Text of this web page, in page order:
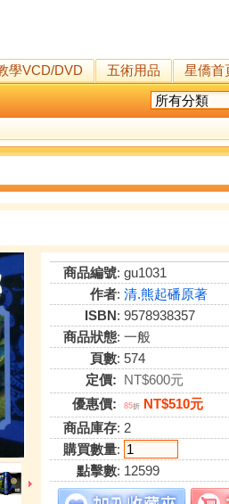
學VCD/DVD 五術用品
星僑首
商品編號: gu1031
作者: 清.熊起磻原著
ISBN: 9578938357
商品狀態: 一般
頁數: 574
定價: NT$600元
優惠價:
85折 NT$510元
商品庫存: 2
購買數量:
點擊數: 12599